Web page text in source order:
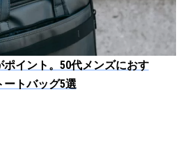
イント。50代メンズにおす
トバッグ5選